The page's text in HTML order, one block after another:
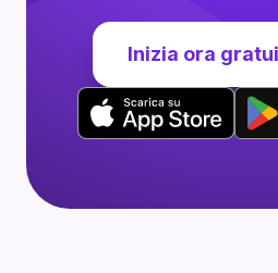
Inizia ora